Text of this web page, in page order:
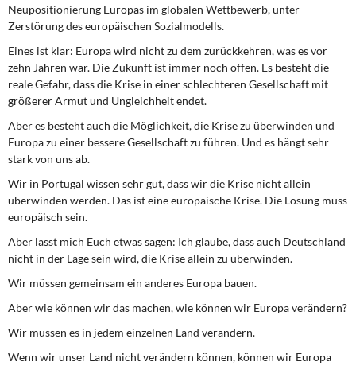
Neupositionierung Europas im globalen Wettbewerb, unter
Zerstörung des europäischen Sozialmodells.
Eines ist klar: Europa wird nicht zu dem zurückkehren, was es vor
zehn Jahren war. Die Zukunft ist immer noch offen. Es besteht die
reale Gefahr, dass die Krise in einer schlechteren Gesellschaft mit
größerer Armut und Ungleichheit endet.
Aber es besteht auch die Möglichkeit, die Krise zu überwinden und
Europa zu einer bessere Gesellschaft zu führen. Und es hängt sehr
stark von uns ab.
Wir in Portugal wissen sehr gut, dass wir die Krise nicht allein
überwinden werden. Das ist eine europäische Krise. Die Lösung muss
europäisch sein.
Aber lasst mich Euch etwas sagen: Ich glaube, dass auch Deutschland
nicht in der Lage sein wird, die Krise allein zu überwinden.
Wir müssen gemeinsam ein anderes Europa bauen.
Aber wie können wir das machen, wie können wir Europa verändern?
Wir müssen es in jedem einzelnen Land verändern.
Wenn wir unser Land nicht verändern können, können wir Europa